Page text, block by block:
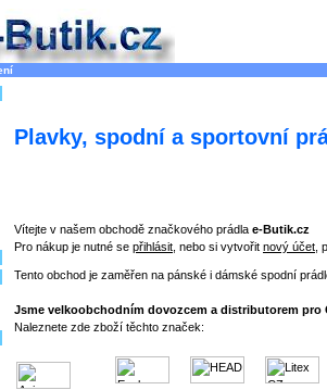
Plavky, spodní a sportovní
Vítejte v našem obchodě značkového prádla e-Butik.cz
Pro nákup je nutné se přihlásit , nebo si vytvořit nový účet ,
Tento obchod je zaměřen na pánské i dámské spodní
Jsme velkoobchodním dovozcem a distributorem pro
Naleznete zde zboží těchto značek: